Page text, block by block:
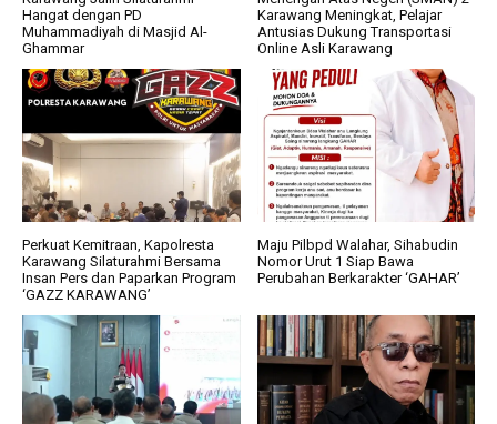
Hangat dengan PD
Muhammadiyah di Masjid Al-
Ghammar
Karawang Meningkat, Pelajar
Antusias Dukung Transportasi
Online Asli Karawang
Perkuat Kemitraan, Kapolresta
Karawang Silaturahmi Bersama
Insan Pers dan Paparkan Program
‘GAZZ KARAWANG’
Maju Pilbpd Walahar, Sihabudin
Nomor Urut 1 Siap Bawa
Perubahan Berkarakter ‘GAHAR’